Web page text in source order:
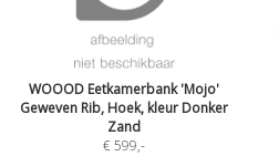
WOOOD Eetkamerbank 'Mojo'
Geweven Rib, Hoek, kleur Donker
Zand
€ 599,-